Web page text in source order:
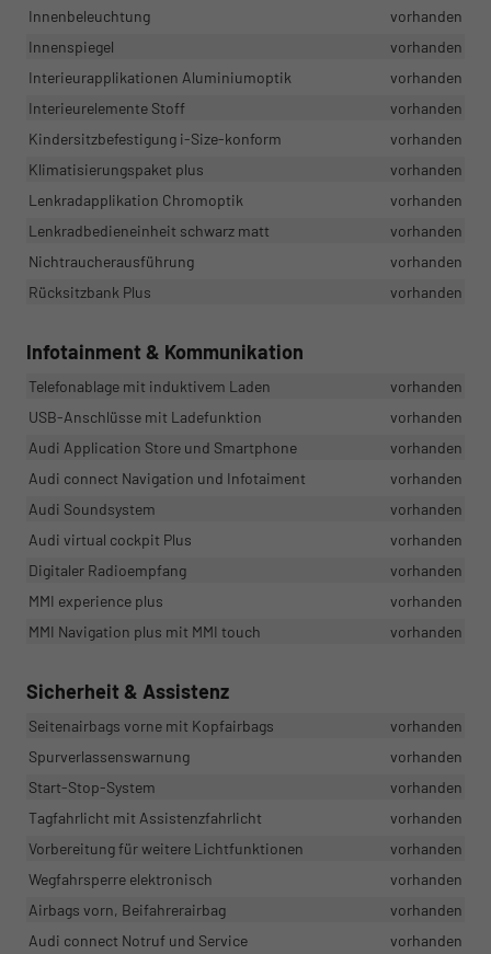
Innenbeleuchtung
vorhanden
Innenspiegel
vorhanden
Interieurapplikationen Aluminiumoptik
vorhanden
Interieurelemente Stoff
vorhanden
Kindersitzbefestigung i-Size-konform
vorhanden
Klimatisierungspaket plus
vorhanden
Lenkradapplikation Chromoptik
vorhanden
Lenkradbedieneinheit schwarz matt
vorhanden
Nichtraucherausführung
vorhanden
Rücksitzbank Plus
vorhanden
Infotainment & Kommunikation
Telefonablage mit induktivem Laden
vorhanden
USB-Anschlüsse mit Ladefunktion
vorhanden
Audi Application Store und Smartphone
vorhanden
Audi connect Navigation und Infotaiment
vorhanden
Audi Soundsystem
vorhanden
Audi virtual cockpit Plus
vorhanden
Digitaler Radioempfang
vorhanden
MMI experience plus
vorhanden
MMI Navigation plus mit MMI touch
vorhanden
Sicherheit & Assistenz
Seitenairbags vorne mit Kopfairbags
vorhanden
Spurverlassenswarnung
vorhanden
Start-Stop-System
vorhanden
Tagfahrlicht mit Assistenzfahrlicht
vorhanden
Vorbereitung für weitere Lichtfunktionen
vorhanden
Wegfahrsperre elektronisch
vorhanden
Airbags vorn, Beifahrerairbag
vorhanden
Audi connect Notruf und Service
vorhanden